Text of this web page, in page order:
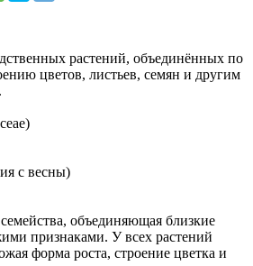
растений, объединённых по
цветов, листьев, семян и другим
с весны)
объединяющая близкие
признаками. У всех растений
форма роста, строение цветка и